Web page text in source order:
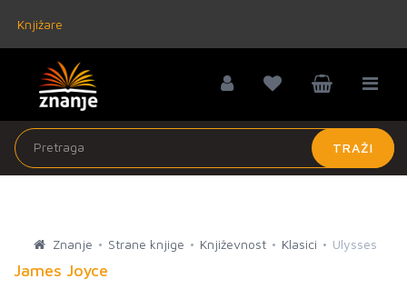
Knjižare
TRAŽI
Znanje Strane knjige Književnost Klasici Ulysses
James Joyce